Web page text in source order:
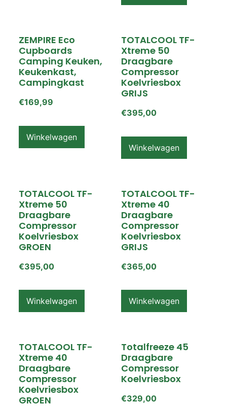
ZEMPIRE Eco
Cupboards
Camping Keuken,
Keukenkast,
Campingkast
€169,99
Winkelwagen
TOTALCOOL TF-
Xtreme 50
Draagbare
Compressor
Koelvriesbox
GRIJS
€395,00
Winkelwagen
TOTALCOOL TF-
Xtreme 50
Draagbare
Compressor
Koelvriesbox
GROEN
€395,00
Winkelwagen
TOTALCOOL TF-
Xtreme 40
Draagbare
Compressor
Koelvriesbox
GRIJS
€365,00
Winkelwagen
TOTALCOOL TF-
Xtreme 40
Draagbare
Compressor
Koelvriesbox
GROEN
Totalfreeze 45
Draagbare
Compressor
Koelvriesbox
€329,00